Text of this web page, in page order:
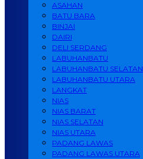
ASAHAN
BATU BARA
BINJAI
DAIRI
DELI SERDANG
LABUHANBATU
LABUHANBATU SELATAN
LABUHANBATU UTARA
LANGKAT
NIAS
NIAS BARAT
NIAS SELATAN
NIAS UTARA
PADANG LAWAS
PADANG LAWAS UTARA